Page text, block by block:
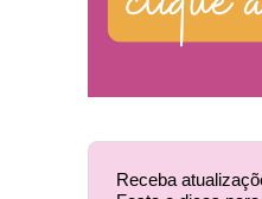
Receba